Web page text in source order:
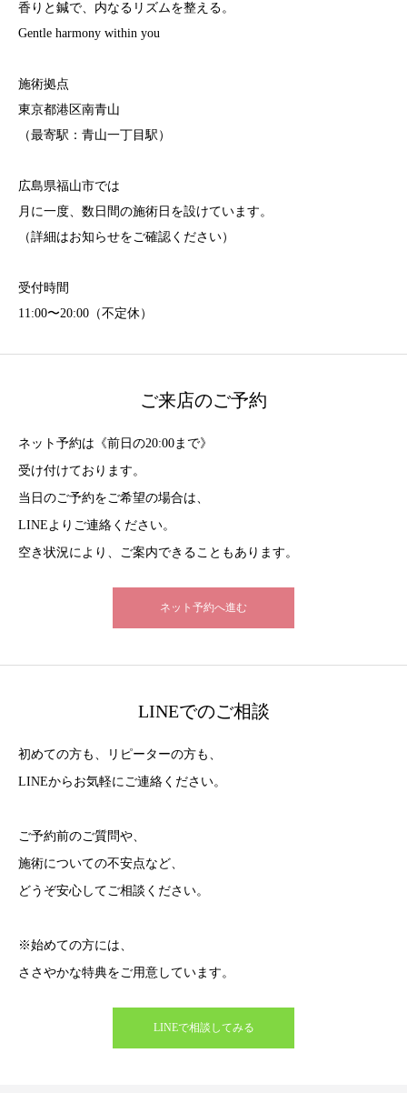
香りと鍼で、内なるリズムを整える。
Gentle harmony within you
施術拠点
東京都港区南青山
（最寄駅：青山一丁目駅）
広島県福山市では
月に一度、数日間の施術日を設けています。
（詳細はお知らせをご確認ください）
受付時間
11:00〜20:00（不定休）
ご来店のご予約
ネット予約は《前日の20:00まで》
受け付けております。
当日のご予約をご希望の場合は、
LINEよりご連絡ください。
空き状況により、ご案内できることもあります。
ネット予約へ進む
LINEでのご相談
初めての方も、リピーターの方も、
LINEからお気軽にご連絡ください。
ご予約前のご質問や、
施術についての不安点など、
どうぞ安心してご相談ください。
※始めての方には、
ささやかな特典をご用意しています。
LINEで相談してみる